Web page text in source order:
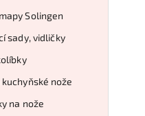
Solingen
sady, vidličky
nože
na nože